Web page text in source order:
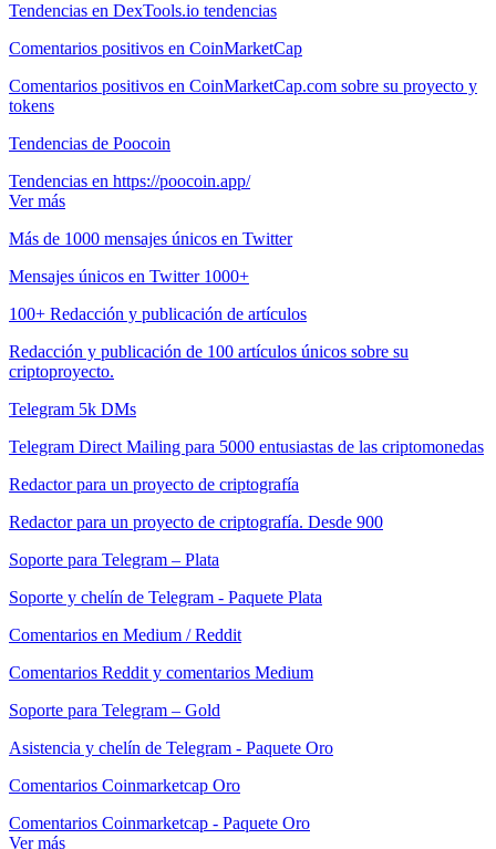
Tendencias en DexTools.io tendencias
Comentarios positivos en CoinMarketCap
Comentarios positivos en CoinMarketCap.com sobre su proyecto y
tokens
Tendencias de Poocoin
Tendencias en https://poocoin.app/
Ver más
Más de 1000 mensajes únicos en Twitter
Mensajes únicos en Twitter 1000+
100+ Redacción y publicación de artículos
Redacción y publicación de 100 artículos únicos sobre su
criptoproyecto.
Telegram 5k DMs
Telegram Direct Mailing para 5000 entusiastas de las criptomonedas
Redactor para un proyecto de criptografía
Redactor para un proyecto de criptografía. Desde 900
Soporte para Telegram – Plata
Soporte y chelín de Telegram - Paquete Plata
Comentarios en Medium / Reddit
Comentarios Reddit y comentarios Medium
Soporte para Telegram – Gold
Asistencia y chelín de Telegram - Paquete Oro
Comentarios Coinmarketcap Oro
Comentarios Coinmarketcap - Paquete Oro
Ver más